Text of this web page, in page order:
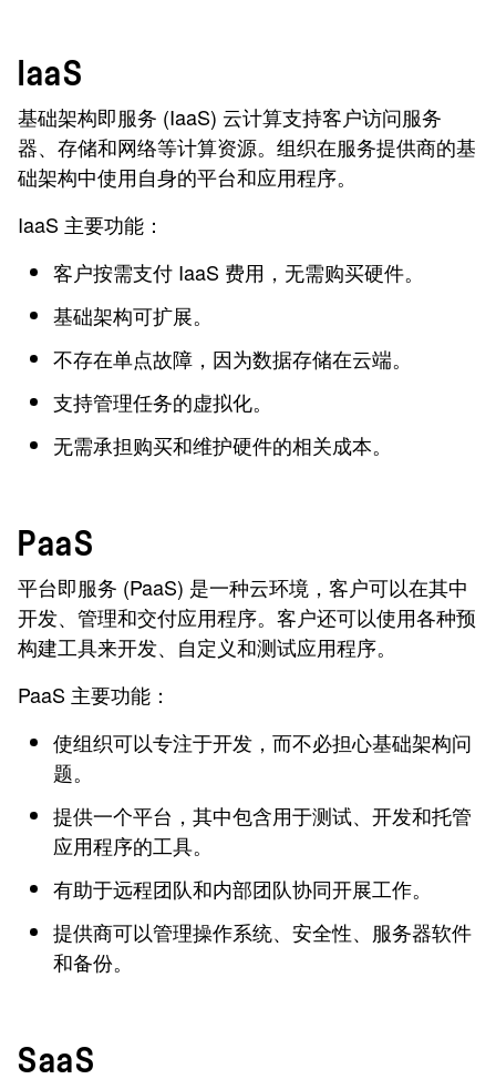
IaaS
基础架构即服务 (IaaS) 云计算支持客户访问服务
器、存储和网络等计算资源。组织在服务提供商的基
础架构中使用自身的平台和应用程序。
IaaS 主要功能：
客户按需支付 IaaS 费用，无需购买硬件。
基础架构可扩展。
不存在单点故障，因为数据存储在云端。
支持管理任务的虚拟化。
无需承担购买和维护硬件的相关成本。
PaaS
平台即服务 (PaaS) 是一种云环境，客户可以在其中
开发、管理和交付应用程序。客户还可以使用各种预
构建工具来开发、自定义和测试应用程序。
PaaS 主要功能：
使组织可以专注于开发，而不必担心基础架构问
题。
提供一个平台，其中包含用于测试、开发和托管
应用程序的工具。
有助于远程团队和内部团队协同开展工作。
提供商可以管理操作系统、安全性、服务器软件
和备份。
SaaS